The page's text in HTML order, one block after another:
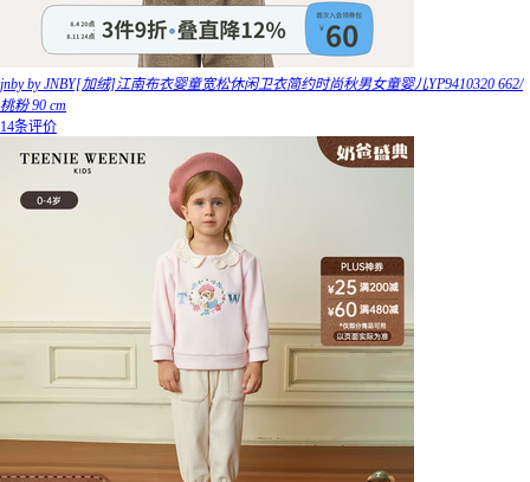
jnby by JNBY[加绒]江南布衣婴童宽松休闲卫衣简约时尚秋男女童婴儿YP9410320 662/
桃粉 90 cm
14条评价